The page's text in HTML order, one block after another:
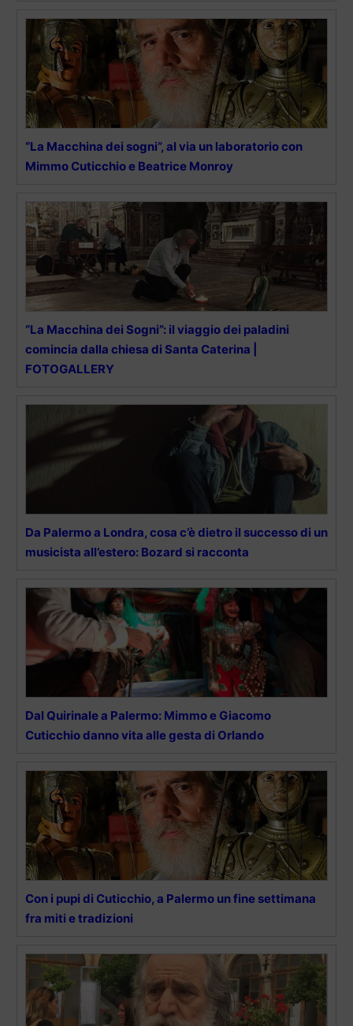
“La Macchina dei sogni”, al via un laboratorio con
Mimmo Cuticchio e Beatrice Monroy
“La Macchina dei Sogni”: il viaggio dei paladini
comincia dalla chiesa di Santa Caterina |
FOTOGALLERY
Da Palermo a Londra, cosa c’è dietro il successo di un
musicista all’estero: Bozard si racconta
Dal Quirinale a Palermo: Mimmo e Giacomo
Cuticchio danno vita alle gesta di Orlando
Con i pupi di Cuticchio, a Palermo un fine settimana
fra miti e tradizioni